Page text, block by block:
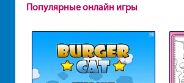
Популярные онлайн игры